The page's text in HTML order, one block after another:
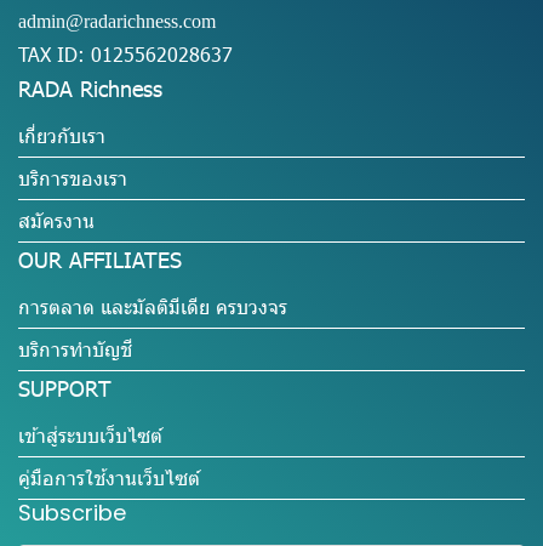
admin@radarichness.com
TAX ID: 0125562028637
RADA Richness
เกี่ยวกับเรา
บริการของเรา
สมัครงาน
OUR AFFILIATES
การตลาด และมัลติมีเดีย ครบวงจร
บริการทำบัญชี
SUPPORT
เข้าสู่ระบบเว็บไซต์
คู่มือการใช้งานเว็บไซต์
Subscribe